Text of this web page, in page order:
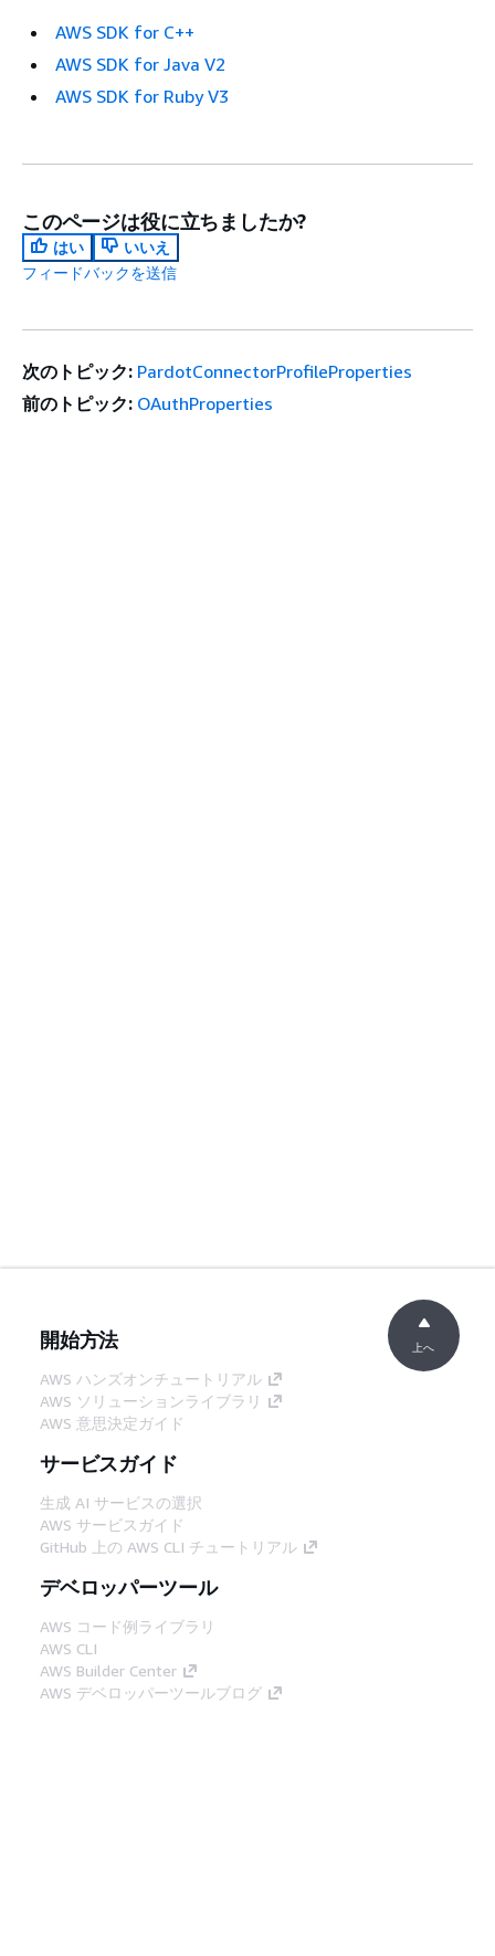
AWS SDK for C++
AWS SDK for Java V2
AWS SDK for Ruby V3
このページは役に立ちましたか?
はい
いいえ
フィードバックを送信
次のトピック: PardotConnectorProfileProperties
前のトピック: OAuthProperties
開始方法
AWS ハンズオンチュートリアル
AWS ソリューションライブラリ
AWS 意思決定ガイド
サービスガイド
生成 AI サービスの選択
AWS サービスガイド
GitHub 上の AWS CLI チュートリアル
デベロッパーツール
AWS コード例ライブラリ
AWS CLI
AWS Builder Center
AWS デベロッパーツールブログ
上へ